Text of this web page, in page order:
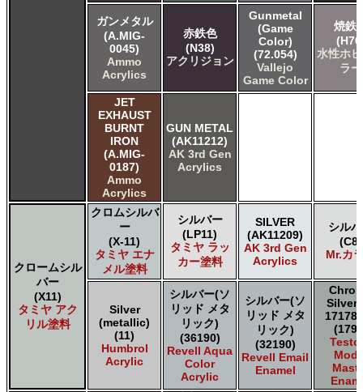
ガンメタル
(A.MIG-
0045)
Ammo
Acrylics
赤鉄色
(N38)
アクリジョン
Gunmetal
(Game
Color)
(72.054)
Vallejo
Game Color
焼鉄
水性ホ
ラー
JET
EXHAUST
BURNT
IRON
(A.MIG-
0187)
Ammo
Acrylics
GUN METAL
(AK11212)
AK 3rd Gen
Acrylics
クロームシル
バー
(X11)
タミヤ アク
リル塗料
クロムシルバ
ー
(X-11)
タミヤ エナ
メル塗料
シルバー
(LP11)
タミヤ ラッ
カー塗料
SILVER
(AK11209)
AK 3rd Gen
Acrylics
シル
(C8)
Mr.カ
Silver
(metallic)
(11)
Humbrol
Acrylic
シルバー(ソ
リッド メタ
リック)
(36190)
Revell Aqua
Color
Acrylic
シルバー(ソ
リッド メタ
リック)
(32190)
Revell Email
Enamel
Silver
17178